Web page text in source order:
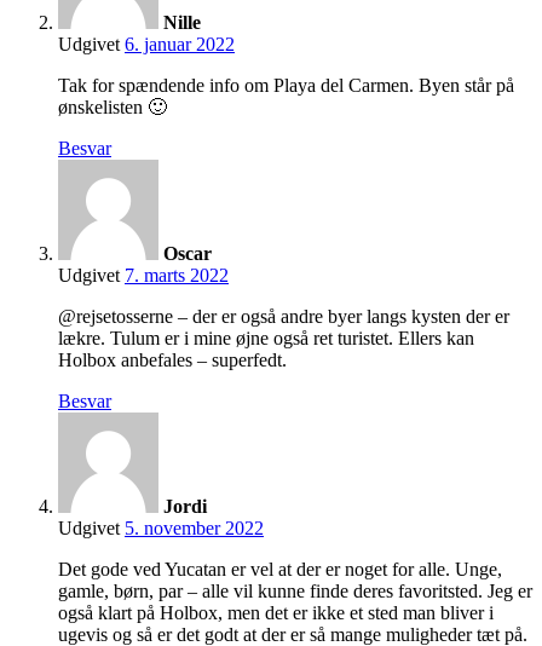
Nille
Udgivet 6. januar 2022
Tak for spændende info om Playa del Carmen. Byen står på
ønskelisten 🙂
Besvar
Oscar
Udgivet 7. marts 2022
@rejsetosserne – der er også andre byer langs kysten der er
lækre. Tulum er i mine øjne også ret turistet. Ellers kan
Holbox anbefales – superfedt.
Besvar
Jordi
Udgivet 5. november 2022
Det gode ved Yucatan er vel at der er noget for alle. Unge,
gamle, børn, par – alle vil kunne finde deres favoritsted. Jeg er
også klart på Holbox, men det er ikke et sted man bliver i
ugevis og så er det godt at der er så mange muligheder tæt på.